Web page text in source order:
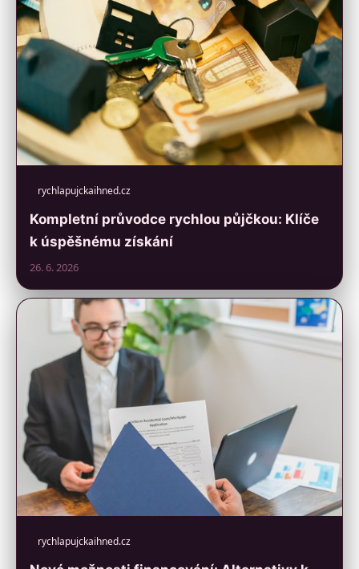
rychlapujckaihned.cz
Kompletní průvodce rychlou půjčkou: Klíče
k úspěšnému získání
26. 6. 2026
rychlapujckaihned.cz